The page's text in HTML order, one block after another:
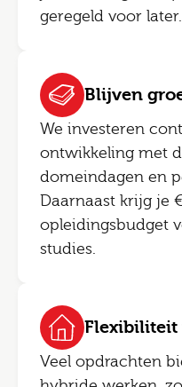
geregeld voor later.
Blijven
We investeren
ontwikkeling met
domeindagen en
Daarnaast krijg je
opleidingsbudget
studies.
Flexibiliteit
Veel opdrachten